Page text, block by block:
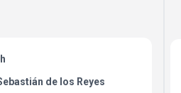
de los Reyes